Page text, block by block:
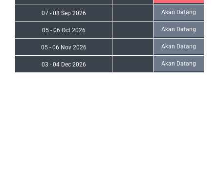
07 - 08 Sep 2026 Akan Datang
05 - 06 Oct 2026 Akan Datang
05 - 06 Nov 2026 Akan Datang
03 - 04 Dec 2026 Akan Datang